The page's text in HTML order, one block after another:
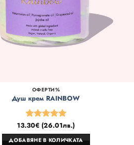
ОФЕРТИ%
Душ крем RAINBOW
Оценено
на5от 5
13.30€ (26.01лв.)
ДОБАВЯНЕ В КОЛИЧКАТА